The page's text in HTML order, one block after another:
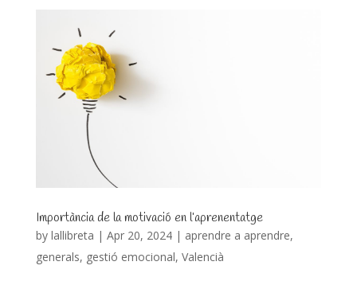
Importància de la motivació en l’aprenentatge
by lallibreta | Apr 20, 2024| aprendre a aprendre,
generals, gestió emocional, Valencià